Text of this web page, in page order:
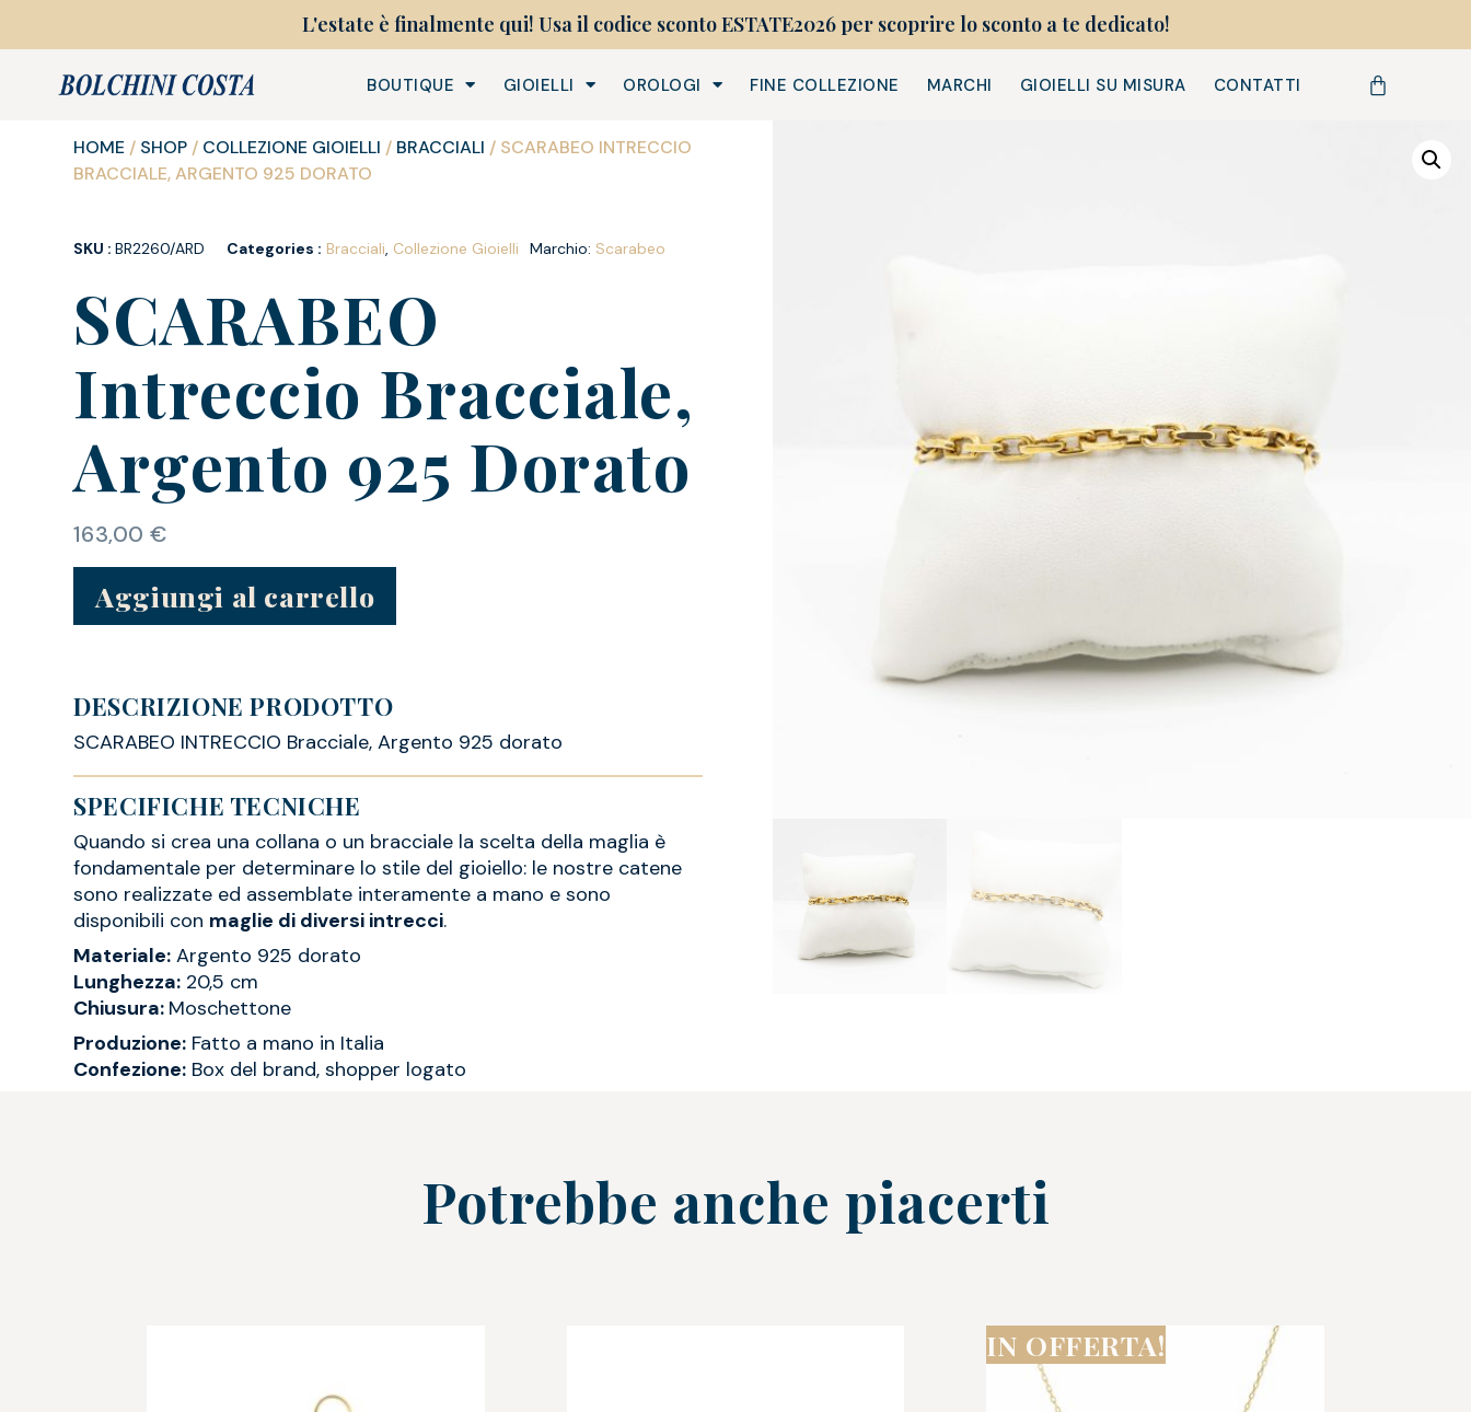
L'estate è finalmente qui! Usa il codice sconto ESTATE2026 per scoprire lo sconto a te dedicato!
BOUTIQUE GIOIELLI OROLOGI FINE COLLEZIONE MARCHI GIOIELLI SU MISURA CONTATTI
HOME / SHOP / COLLEZIONE GIOIELLI / BRACCIALI / SCARABEO INTRECCIO
BRACCIALE, ARGENTO 925 DORATO
SKU :BR2260/ARD Categories : Bracciali, Collezione Gioielli Marchio: Scarabeo
SCARABEO
Intreccio Bracciale,
Argento 925 Dorato
163,00 €
Aggiungi al carrello
DESCRIZIONE PRODOTTO
SCARABEO INTRECCIO Bracciale, Argento 925 dorato
SPECIFICHE TECNICHE
Quando si crea una collana o un bracciale la scelta della maglia è
fondamentale per determinare lo stile del gioiello: le nostre catene
sono realizzate ed assemblate interamente a mano e sono
disponibili con maglie di diversi intrecci.
Materiale: Argento 925 dorato
Lunghezza: 20,5 cm
Chiusura: Moschettone
Produzione: Fatto a mano in Italia
Confezione: Box del brand, shopper logato
Potrebbe anche piacerti
IN OFFERTA!